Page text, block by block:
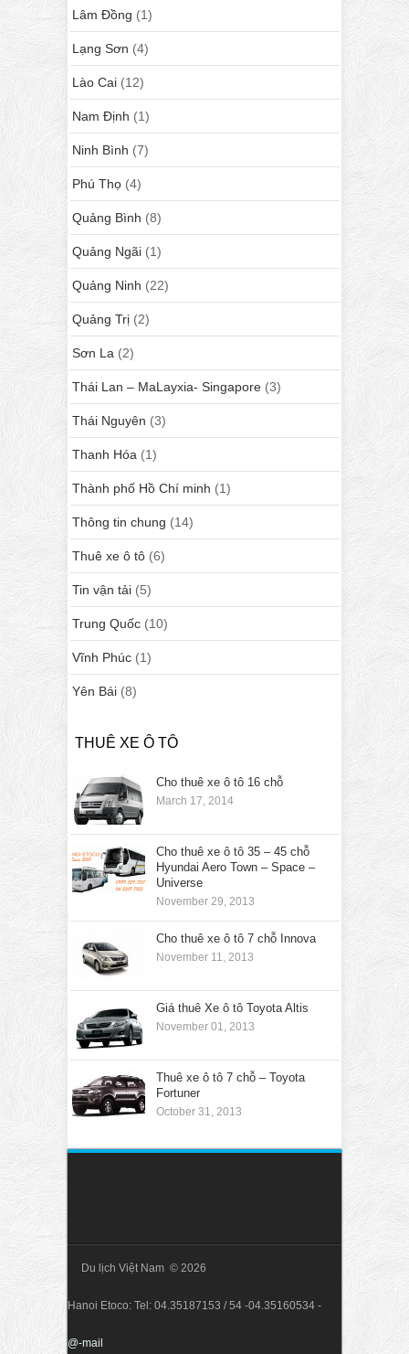
Lâm Đồng (1)
Lạng Sơn (4)
Lào Cai (12)
Nam Định (1)
Ninh Bình (7)
Phú Thọ (4)
Quảng Bình (8)
Quảng Ngãi (1)
Quảng Ninh (22)
Quảng Trị (2)
Sơn La (2)
Thái Lan – MaLayxia- Singapore (3)
Thái Nguyên (3)
Thanh Hóa (1)
Thành phố Hồ Chí minh (1)
Thông tin chung (14)
Thuê xe ô tô (6)
Tin vận tải (5)
Trung Quốc (10)
Vĩnh Phúc (1)
Yên Bái (8)
THUÊ XE Ô TÔ
Cho thuê xe ô tô 16 chỗ
March 17, 2014
Cho thuê xe ô tô 35 – 45 chỗ
Hyundai Aero Town – Space –
Universe
November 29, 2013
Cho thuê xe ô tô 7 chỗ Innova
November 11, 2013
Giá thuê Xe ô tô Toyota Altis
November 01, 2013
Thuê xe ô tô 7 chỗ – Toyota
Fortuner
October 31, 2013
Du lịch Việt Nam © 2026
Hanoi Etoco: Tel: 04.35187153 / 54 -04.35160534 -
@-mail